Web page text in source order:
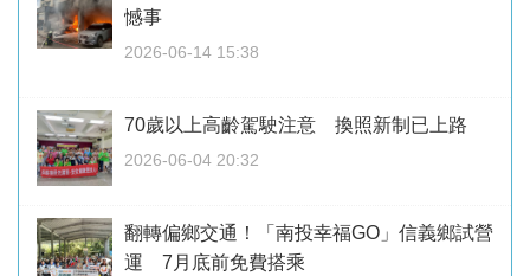
憾事
2026-06-14 15:38
70歲以上高齡駕駛注意 換照新制已上路
2026-06-04 20:32
翻轉偏鄉交通！「南投幸福GO」信義鄉試營
運 7月底前免費搭乘